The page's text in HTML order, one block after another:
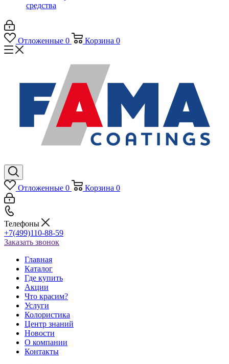
средства
Отложенные 0 Корзина 0
Отложенные 0 Корзина 0
Телефоны
+7(499)110-88-59
Заказать звонок
Главная
Каталог
Где купить
Акции
Что красим?
Услуги
Колористика
Центр знаний
Новости
О компании
Контакты